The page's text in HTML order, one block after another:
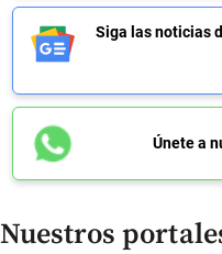
Siga las noticias
Únete a
Nuestros